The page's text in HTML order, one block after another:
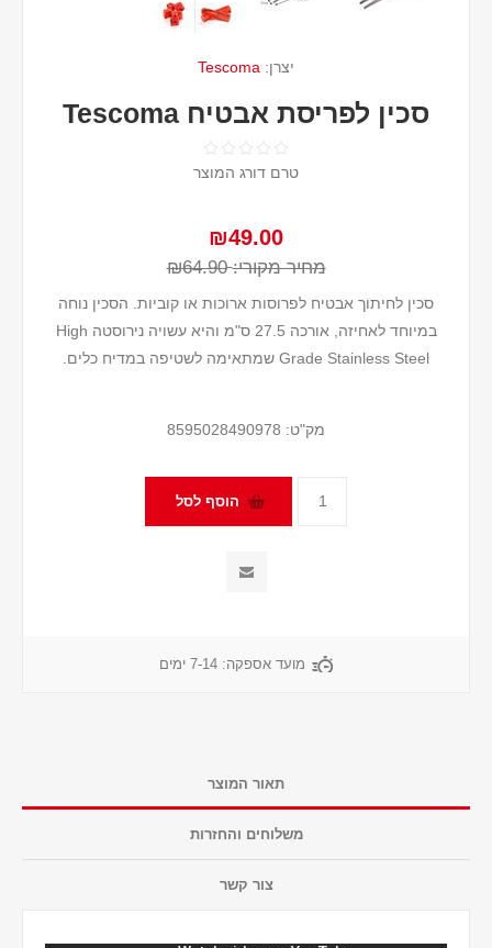
יצרן: Tescoma
סכין לפריסת אבטיח Tescoma
טרם דורג המוצר
₪49.00
מחיר מקורי: ₪64.90
סכין לחיתוך אבטיח לפרוסות ארוכות או קוביות. הסכין נוחה
במיוחד לאחיזה, אורכה 27.5 ס"מ והיא עשויה נירוסטה High
Grade Stainless Steel שמתאימה לשטיפה במדיח כלים.
מק"ט: 8595028490978
מועד אספקה: 7-14 ימים
תאור המוצר
משלוחים והחזרות
צור קשר